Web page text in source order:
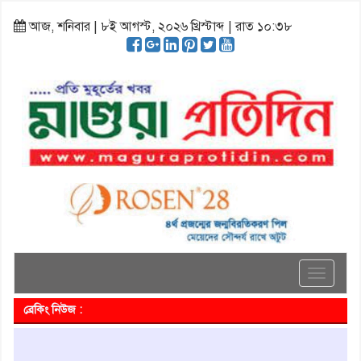
আজ, শনিবার | ৮ই আগস্ট, ২০২৬ খ্রিস্টাব্দ | রাত ১০:৩৮
Toggle
ব্রেকিং নিউজ :